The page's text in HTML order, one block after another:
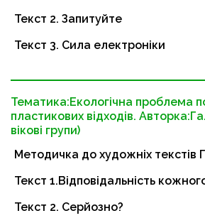
Текст 2. Запитуйте
Текст 3. Сила електроніки
Тематика:Екологічна проблема
пластикових відходів.
вікові групи)
Методичка до художніх текстів
Текст 1.Відповідальність
Текст 2. Серйозно?